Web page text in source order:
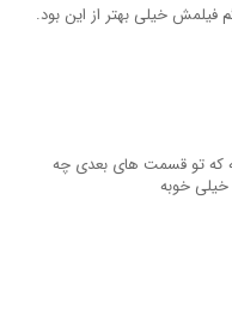
فیلمش خیلی بهتر از این بود.
که تو قسمت های بعدی چه
خیلی خوبه